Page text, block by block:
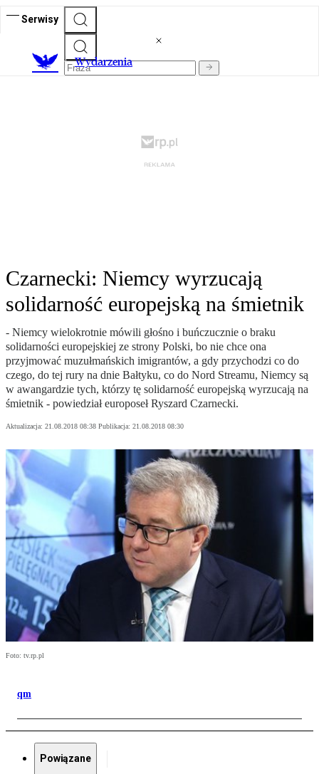
Serwisy
Wydarzenia
Czarnecki: Niemcy wyrzucają
solidarność europejską na śmietnik
- Niemcy wielokrotnie mówili głośno i buńczucznie o braku
solidarności europejskiej ze strony Polski, bo nie chce ona
przyjmować muzułmańskich imigrantów, a gdy przychodzi co do
czego, do tej rury na dnie Bałtyku, co do Nord Streamu, Niemcy są
w awangardzie tych, którzy tę solidarność europejską wyrzucają na
śmietnik - powiedział europoseł Ryszard Czarnecki.
Aktualizacja: 21.08.2018 08:38 Publikacja: 21.08.2018 08:30
Foto: tv.rp.pl
qm
Powiązane